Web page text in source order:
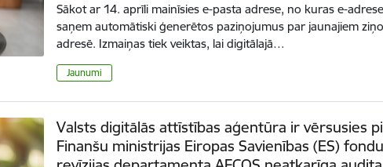
Sākot ar 14. aprīli mainīsies e-pasta adrese, no kuras e-
saņem automātiski ģenerētos paziņojumus par jaunajiem
adresē. Izmaiņas tiek veiktas, lai digitālajā…
Jaunumi
Valsts digitālās attīstības aģentūra ir vērsusies
Finanšu ministrijas Eiropas Savienības (ES) fondu